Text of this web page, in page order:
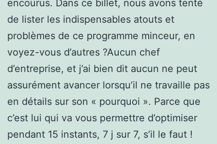
encourus. Dans ce billet, nous avons tenté
de lister les indispensables atouts et
problèmes de ce programme minceur, en
voyez-vous d’autres ?Aucun chef
d’entreprise, et j’ai bien dit aucun ne peut
assurément avancer lorsqu’il ne travaille pas
en détails sur son « pourquoi ». Parce que
c’est lui qui va vous permettre d’optimiser
pendant 15 instants, 7 j sur 7, s’il le faut !